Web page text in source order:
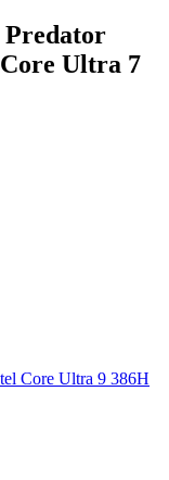
Predator
Ultra 7
Core Ultra 9 386H